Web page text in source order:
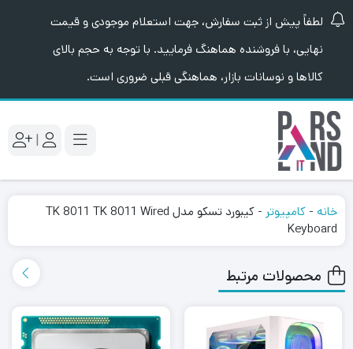
لطفاً پیش از ثبت سفارش، جهت استعلام موجودی و قیمت
نهایی، با فروشنده هماهنگ فرمایید. با توجه به حجم بالای
کالاها و نوسانات بازار، هماهنگی قبلی ضروری است.
|
خانه - کامپیوتر -
کیبورد تسکو مدل TK 8011 TK 8011 Wired
Keyboard
محصولات مرتبط